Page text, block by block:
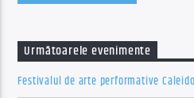
Următoarele evenimente
Festivalul de arte performative